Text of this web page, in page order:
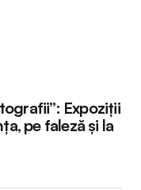
Expoziții
pe faleză și la